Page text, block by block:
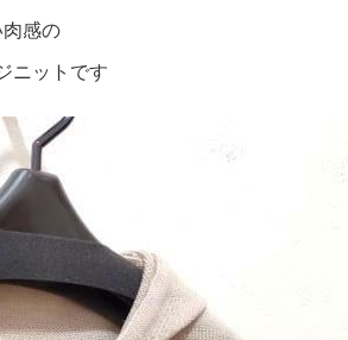
感の
ニットです